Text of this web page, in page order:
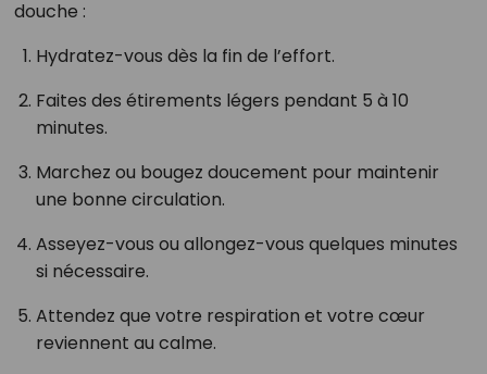
douche :
Hydratez-vous dès la fin de l’effort.
Faites des étirements légers pendant 5 à 10
minutes.
Marchez ou bougez doucement pour maintenir
une bonne circulation.
Asseyez-vous ou allongez-vous quelques minutes
si nécessaire.
Attendez que votre respiration et votre cœur
reviennent au calme.